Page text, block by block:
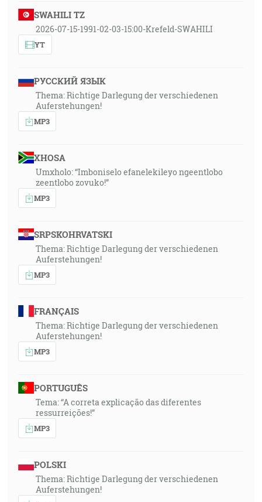
SWAHILI TZ
2026-07-15-1991-02-03-15:00-Krefeld-SWAHILI
YT
РУССКИЙ ЯЗЫК
Thema: Richtige Darlegung der verschiedenen
Auferstehungen!
MP3
XHOSA
Umxholo: “Imboniselo efanelekileyo ngeentlobo
zeentlobo zovuko!”
MP3
SRPSKOHRVATSKI
Thema: Richtige Darlegung der verschiedenen
Auferstehungen!
MP3
FRANÇAIS
Thema: Richtige Darlegung der verschiedenen
Auferstehungen!
MP3
PORTUGUÊS
Tema: “A correta explicação das diferentes
ressurreições!”
MP3
POLSKI
Thema: Richtige Darlegung der verschiedenen
Auferstehungen!